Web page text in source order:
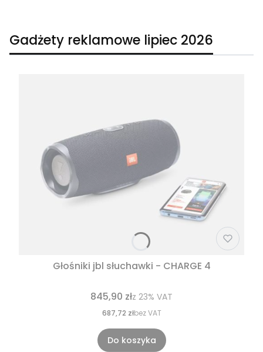
Gadżety reklamowe lipiec 2026
Głośniki jbl słuchawki - CHARGE 4
845,90 złz 23% VAT
687,72 złbez VAT
Do koszyka